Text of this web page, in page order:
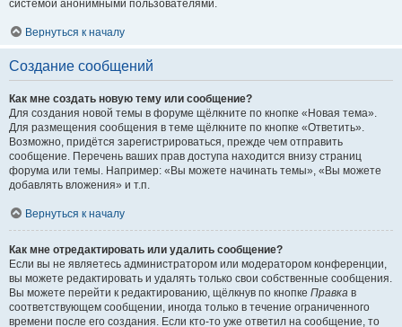
системой анонимными пользователями.
Вернуться к началу
Создание сообщений
Как мне создать новую тему или сообщение?
Для создания новой темы в форуме щёлкните по кнопке «Новая тема».
Для размещения сообщения в теме щёлкните по кнопке «Ответить».
Возможно, придётся зарегистрироваться, прежде чем отправить
сообщение. Перечень ваших прав доступа находится внизу страниц
форума или темы. Например: «Вы можете начинать темы», «Вы можете
добавлять вложения» и т.п.
Вернуться к началу
Как мне отредактировать или удалить сообщение?
Если вы не являетесь администратором или модератором конференции,
вы можете редактировать и удалять только свои собственные сообщения.
Вы можете перейти к редактированию, щёлкнув по кнопке Правка в
соответствующем сообщении, иногда только в течение ограниченного
времени после его создания. Если кто-то уже ответил на сообщение, то